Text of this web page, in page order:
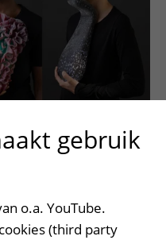
zou
legt Manon uit: ‘In
gebruik
o.a. YouTube.
(third party